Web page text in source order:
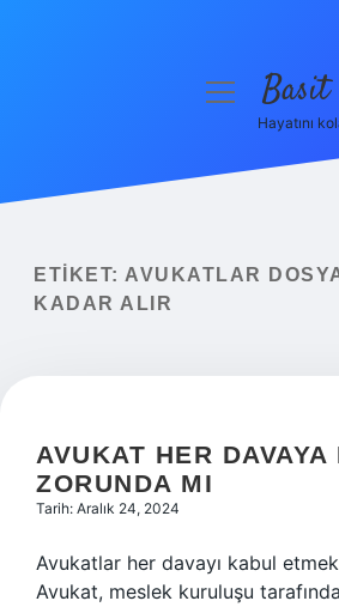
Yasal Uyarı
menüyüBasit
Hayatını
ETIKET: AVUKATLAR
KADAR ALIR
AVUKAT HER
ZORUNDA MI
Tarih: Aralık 24, 2024
Avukatlar her davayı kabul
Avukat, meslek kuruluşu